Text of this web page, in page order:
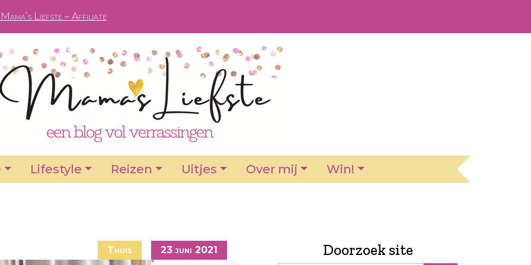
Liefste – Affiliate
Lifestyle Reizen Uitjes Over mij Win!
Thuis 23 juni 2021 Doorzoek site